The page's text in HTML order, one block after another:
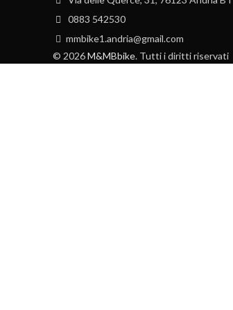
0883 542530
mmbike1.andria@gmail.com
© 2026M&MBbike. Tutti i diritti riservati